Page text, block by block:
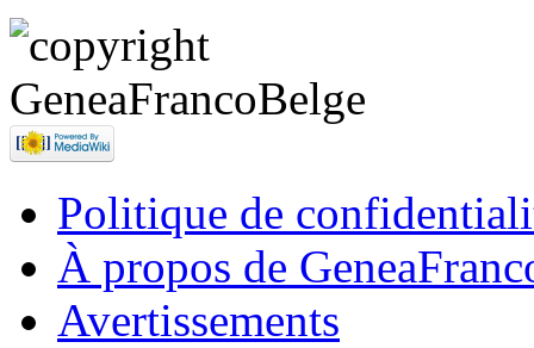
Politique de
À propos de
Avertissements